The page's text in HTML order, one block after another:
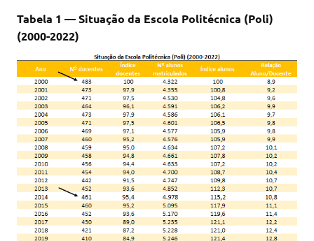
Tabela 1 — Situação da Escola Politécnica (Poli)
(2000-2022)